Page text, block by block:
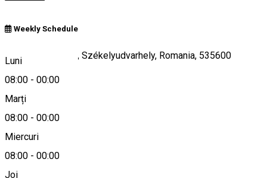
Weekly Schedule
Luni
08:00 - 00:00
Marți
08:00 - 00:00
Miercuri
08:00 - 00:00
Joi
Kossuth Lajos 14, Székelyudvarhely, Romania, 535600
Hartă